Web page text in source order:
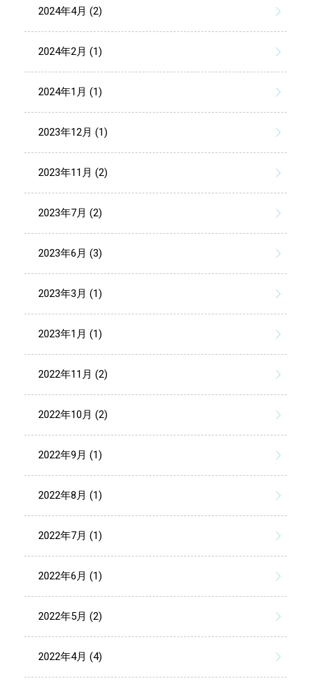
2024年4月 (2)
2024年2月 (1)
2024年1月 (1)
2023年12月 (1)
2023年11月 (2)
2023年7月 (2)
2023年6月 (3)
2023年3月 (1)
2023年1月 (1)
2022年11月 (2)
2022年10月 (2)
2022年9月 (1)
2022年8月 (1)
2022年7月 (1)
2022年6月 (1)
2022年5月 (2)
2022年4月 (4)